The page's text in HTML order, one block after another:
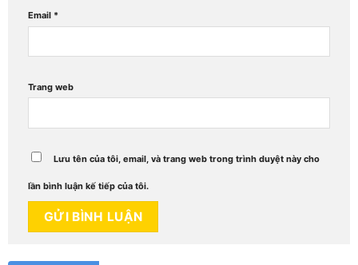
Email *
Trang web
Lưu tên của tôi, email, và trang web trong trình duyệt này cho
lần bình luận kế tiếp của tôi.